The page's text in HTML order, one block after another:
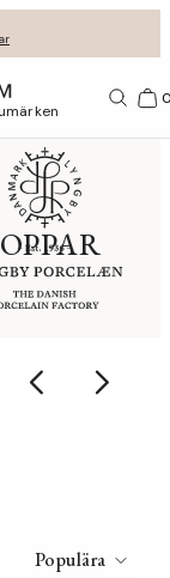
kr.
Populära